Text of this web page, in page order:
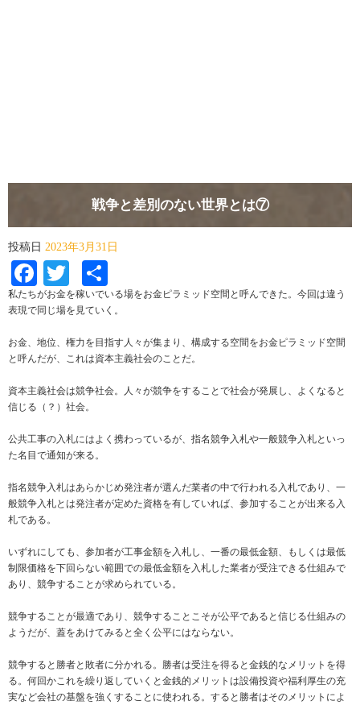
戦争と差別のない世界とは⑦
投稿日 2023年3月31日
Facebook
Twitter
有
私たちがお金を稼いでいる場をお金ピラミッド空間と呼んできた。今回は違う
表現で同じ場を見ていく。
お金、地位、権力を目指す人々が集まり、構成する空間をお金ピラミッド空間
と呼んだが、これは資本主義社会のことだ。
資本主義社会は競争社会。人々が競争をすることで社会が発展し、よくなると
信じる（？）社会。
公共工事の入札にはよく携わっているが、指名競争入札や一般競争入札といっ
た名目で通知が来る。
指名競争入札はあらかじめ発注者が選んだ業者の中で行われる入札であり、一
般競争入札とは発注者が定めた資格を有していれば、参加することが出来る入
札である。
いずれにしても、参加者が工事金額を入札し、一番の最低金額、もしくは最低
制限価格を下回らない範囲での最低金額を入札した業者が受注できる仕組みで
あり、競争することが求められている。
競争することが最適であり、競争することこそが公平であると信じる仕組みの
ようだが、蓋をあけてみると全く公平にはならない。
競争すると勝者と敗者に分かれる。勝者は受注を得ると金銭的なメリットを得
る。何回かこれを繰り返していくと金銭的メリットは設備投資や福利厚生の充
実など会社の基盤を強くすることに使われる。すると勝者はそのメリットによ